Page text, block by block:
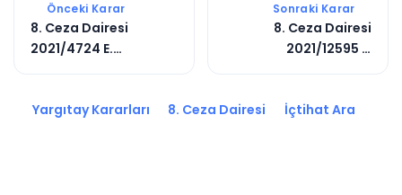
Önceki Karar
8. Ceza Dairesi
2021/4724 E.
Sonraki Karar
8. Ceza Dairesi
2021/12595 E.
Yargıtay Kararları 8. Ceza Dairesi İçtihat Ara